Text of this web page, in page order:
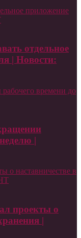
приложение
отдельное
| Новости:
времени до
|
о наставничестве в
проекты о
|